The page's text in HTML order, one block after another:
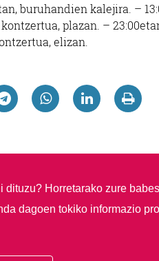
buruhandien kalejira. –
plazan. –
elizan.
dituzu? Horretarako zure
dagoen tokiko informazio